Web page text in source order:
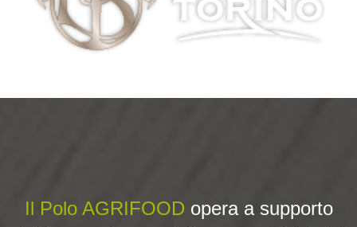
Il Polo AGRIFOOD opera a supporto